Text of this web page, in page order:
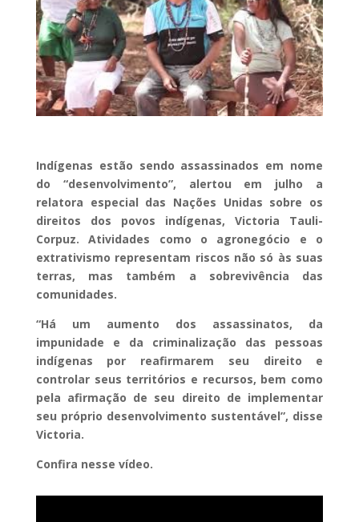
Indígenas estão sendo assassinados em nome
do “desenvolvimento”, alertou em julho a
relatora especial das Nações Unidas sobre os
direitos dos povos indígenas, Victoria Tauli-
Corpuz. Atividades como o agronegócio e o
extrativismo representam riscos não só às suas
terras, mas também a sobrevivência das
comunidades.
“Há um aumento dos assassinatos, da
impunidade e da criminalização das pessoas
indígenas por reafirmarem seu direito e
controlar seus territórios e recursos, bem como
pela afirmação de seu direito de implementar
seu próprio desenvolvimento sustentável”, disse
Victoria.
Confira nesse vídeo.